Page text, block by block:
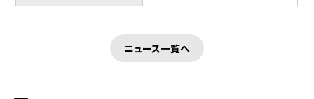
ニュース一覧へ